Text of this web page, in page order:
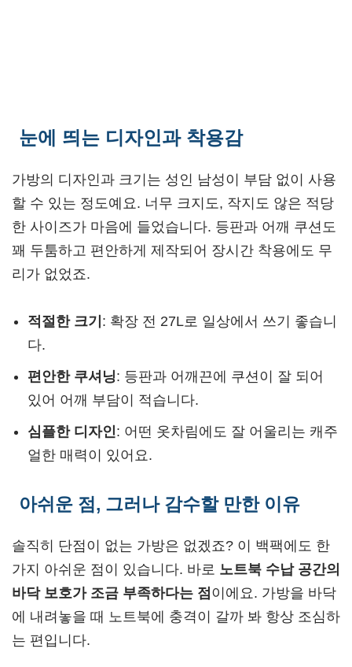
눈에 띄는 디자인과 착용감
가방의 디자인과 크기는 성인 남성이 부담 없이 사용
할 수 있는 정도예요. 너무 크지도, 작지도 않은 적당
한 사이즈가 마음에 들었습니다. 등판과 어깨 쿠션도
꽤 두툼하고 편안하게 제작되어 장시간 착용에도 무
리가 없었죠.
적절한 크기 : 확장 전 27L로 일상에서 쓰기 좋습니
다.
편안한 쿠셔닝: 등판과 어깨끈에 쿠션이 잘 되어
있어 어깨 부담이 적습니다.
심플한 디자인: 어떤 옷차림에도 잘 어울리는 캐주
얼한 매력이 있어요.
아쉬운 점, 그러나 감수할 만한 이유
솔직히 단점이 없는 가방은 없겠죠? 이 백팩에도 한
가지 아쉬운 점이 있습니다. 바로 노트북 수납 공간의
바닥 보호가 조금 부족하다는 점 이에요. 가방을 바닥
에 내려놓을 때 노트북에 충격이 갈까 봐 항상 조심하
는 편입니다.